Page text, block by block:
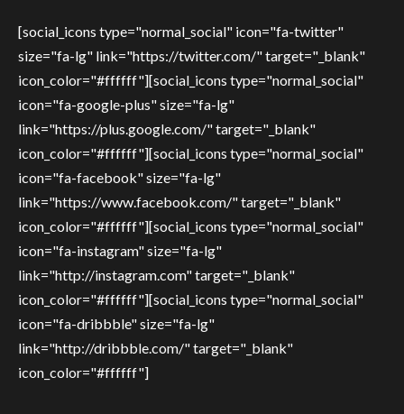
[social_icons type="normal_social" icon="fa-twitter"
size="fa-lg" link="https://twitter.com/" target="_blank"
icon_color="#ffffff"][social_icons type="normal_social"
icon="fa-google-plus" size="fa-lg"
link="https://plus.google.com/" target="_blank"
icon_color="#ffffff"][social_icons type="normal_social"
icon="fa-facebook" size="fa-lg"
link="https://www.facebook.com/" target="_blank"
icon_color="#ffffff"][social_icons type="normal_social"
icon="fa-instagram" size="fa-lg"
link="http://instagram.com" target="_blank"
icon_color="#ffffff"][social_icons type="normal_social"
icon="fa-dribbble" size="fa-lg"
link="http://dribbble.com/" target="_blank"
icon_color="#ffffff"]